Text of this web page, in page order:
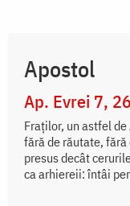
Apostol
Ap. Evrei 7,
Fraţilor, un astfel
fără de răutate,
presus decât
ca arhiereii: întâi